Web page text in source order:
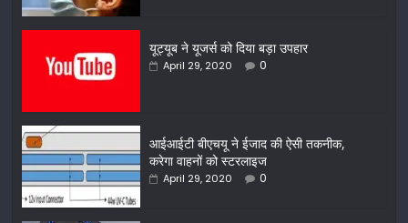
यूट्यूब ने यूजर्स को दिया बड़ा उपहार
April 29, 2020 0
आईआईटी बीएचयू ने ईजाद की ऐसी तकनीक,
करेगा वाहनों को स्टरलाइज
April 29, 2020 0